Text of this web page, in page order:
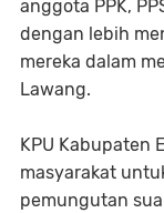
anggota PPK,
dengan lebih
mereka dalam
Lawang.
KPU Kabupaten
masyarakat
pemungutan